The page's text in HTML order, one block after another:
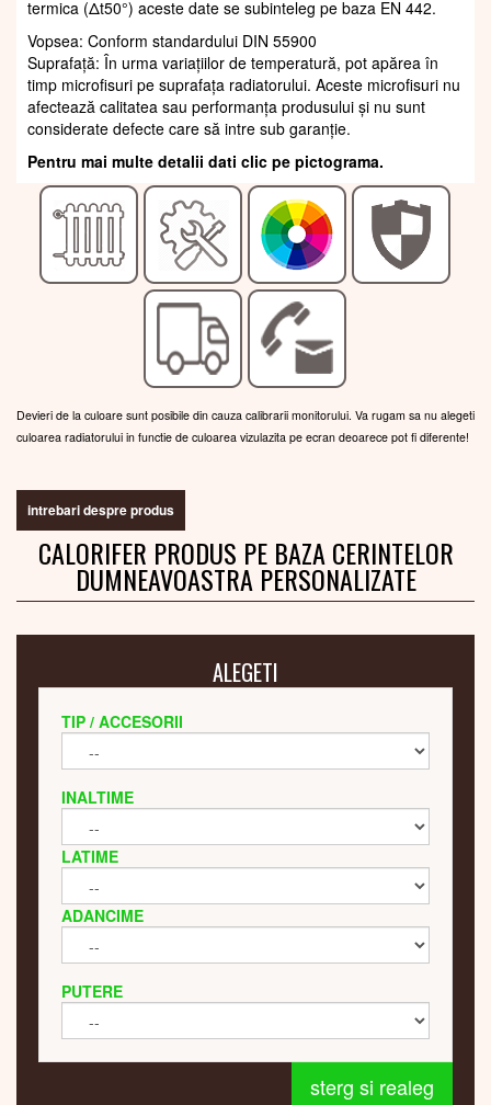
termica (Δt50°) aceste date se subinteleg pe baza EN 442.
Vopsea: Conform standardului DIN 55900
Suprafaţă: În urma variațiilor de temperatură, pot apărea în
timp microfisuri pe suprafața radiatorului. Aceste microfisuri nu
afectează calitatea sau performanța produsului și nu sunt
considerate defecte care să intre sub garanție.
Pentru mai multe detalii dati clic pe pictograma.
Devieri de la culoare sunt posibile din cauza calibrarii monitorului. Va rugam sa nu alegeti
culoarea radiatorului in functie de culoarea vizulazita pe ecran deoarece pot fi diferente!
intrebari despre produs
CALORIFER PRODUS PE BAZA CERINTELOR
DUMNEAVOASTRA PERSONALIZATE
ALEGETI
TIP / ACCESORII
INALTIME
LATIME
ADANCIME
PUTERE
sterg si realeg